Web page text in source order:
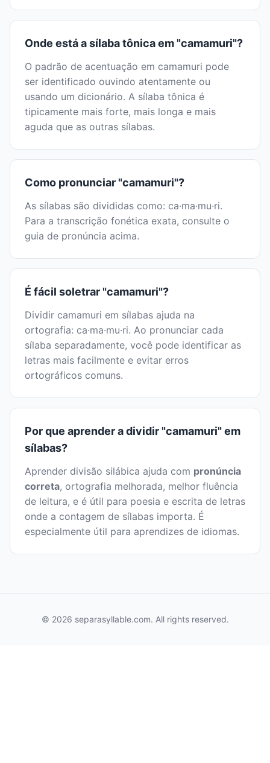
Onde está a sílaba tônica em "camamuri"?
O padrão de acentuação em camamuri pode
ser identificado ouvindo atentamente ou
usando um dicionário. A sílaba tônica é
tipicamente mais forte, mais longa e mais
aguda que as outras sílabas.
Como pronunciar "camamuri"?
As sílabas são divididas como: ca·ma·mu·ri.
Para a transcrição fonética exata, consulte o
guia de pronúncia acima.
É fácil soletrar "camamuri"?
Dividir camamuri em sílabas ajuda na
ortografia: ca·ma·mu·ri. Ao pronunciar cada
sílaba separadamente, você pode identificar as
letras mais facilmente e evitar erros
ortográficos comuns.
Por que aprender a dividir "camamuri" em
sílabas?
Aprender divisão silábica ajuda com pronúncia
correta, ortografia melhorada, melhor fluência
de leitura, e é útil para poesia e escrita de letras
onde a contagem de sílabas importa. É
especialmente útil para aprendizes de idiomas.
© 2026 separasyllable.com. All rights reserved.